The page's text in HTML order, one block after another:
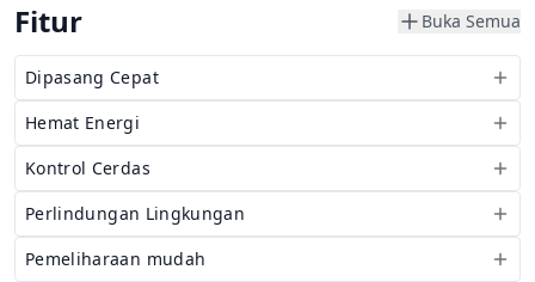
Fitur Buka Semua
Dipasang Cepat
Hemat Energi
Kontrol Cerdas
Perlindungan Lingkungan
Pemeliharaan mudah